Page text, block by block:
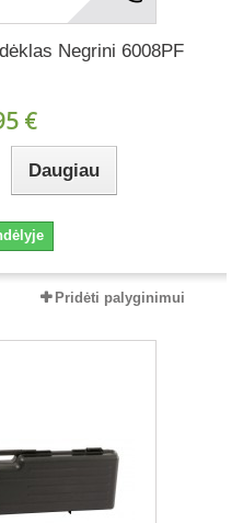
Negrini 6008PF
€
Daugiau
Pridėti palyginimui